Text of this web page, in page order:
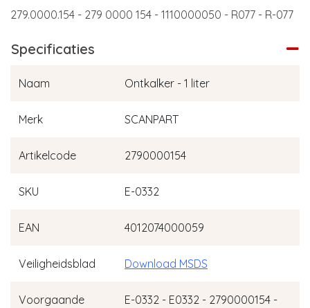
279.0000.154 - 279 0000 154 - 1110000050 - R077 - R-077
Specificaties
Naam Ontkalker - 1 liter
Merk SCANPART
Artikelcode 2790000154
SKU E-0332
EAN 4012074000059
Veiligheidsblad Download MSDS
Voorgaande
E-0332 - E0332 - 2790000154 -